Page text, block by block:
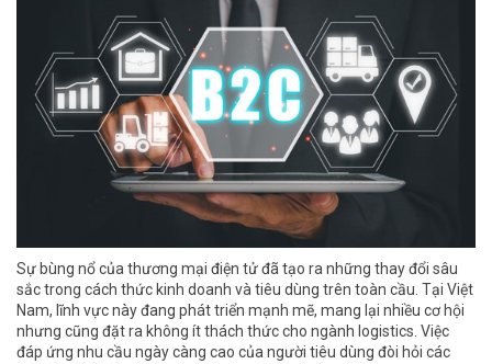
Sự bùng nổ của thương mại điện tử đã tạo ra những thay đổi sâu
sắc trong cách thức kinh doanh và tiêu dùng trên toàn cầu. Tại Việt
Nam, lĩnh vực này đang phát triển mạnh mẽ, mang lại nhiều cơ hội
nhưng cũng đặt ra không ít thách thức cho ngành logistics. Việc
đáp ứng nhu cầu ngày càng cao của người tiêu dùng đòi hỏi các